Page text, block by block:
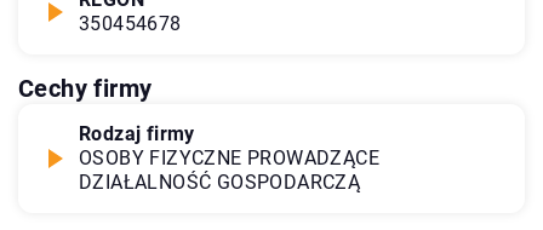
350454678
Cechy firmy
Rodzaj firmy
OSOBY FIZYCZNE PROWADZĄCE
DZIAŁALNOŚĆ GOSPODARCZĄ